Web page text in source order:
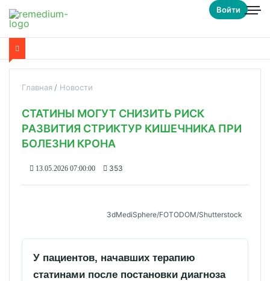
Войти
Главная Новости
СТАТИНЫ МОГУТ СНИЗИТЬ РИСК
РАЗВИТИЯ СТРИКТУР КИШЕЧНИКА ПРИ
БОЛЕЗНИ КРОНА
13.05.2026 07:00:00 353
3dMediSphere/FOTODOM/Shutterstoсk
У пациентов, начавших терапию
статинами после постановки диагноза